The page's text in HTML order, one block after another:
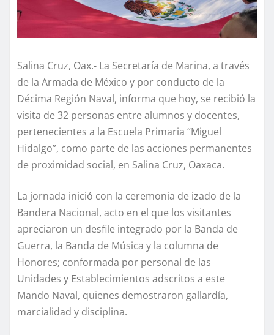
Salina Cruz, Oax.- La Secretaría de Marina, a través
de la Armada de México y por conducto de la
Décima Región Naval, informa que hoy, se recibió la
visita de 32 personas entre alumnos y docentes,
pertenecientes a la Escuela Primaria “Miguel
Hidalgo”, como parte de las acciones permanentes
de proximidad social, en Salina Cruz, Oaxaca.
La jornada inició con la ceremonia de izado de la
Bandera Nacional, acto en el que los visitantes
apreciaron un desfile integrado por la Banda de
Guerra, la Banda de Música y la columna de
Honores; conformada por personal de las
Unidades y Establecimientos adscritos a este
Mando Naval, quienes demostraron gallardía,
marcialidad y disciplina.